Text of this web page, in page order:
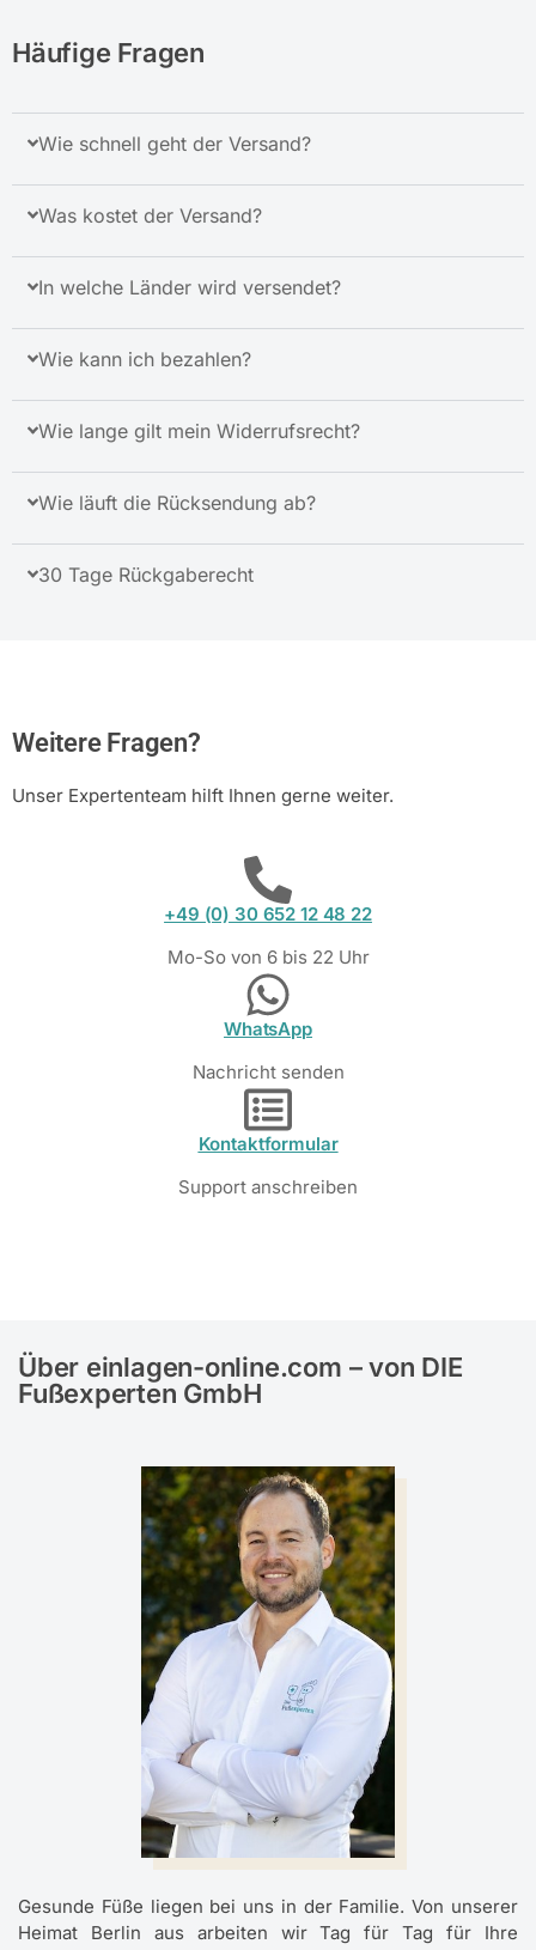
Häufige Fragen
Wie schnell geht der Versand?
Was kostet der Versand?
In welche Länder wird versendet?
Wie kann ich bezahlen?
Wie lange gilt mein Widerrufsrecht?
Wie läuft die Rücksendung ab?
30 Tage Rückgaberecht
Weitere Fragen?
Unser Expertenteam hilft Ihnen gerne weiter.
+49 (0) 30 652 12 48 22
Mo-So von 6 bis 22 Uhr
WhatsApp
Nachricht senden
Kontaktformular
Support anschreiben
Über einlagen-online.com – von DIE
Fußexperten GmbH
Gesunde Füße liegen bei uns in der Familie. Von unserer
Heimat Berlin aus arbeiten wir Tag für Tag für Ihre